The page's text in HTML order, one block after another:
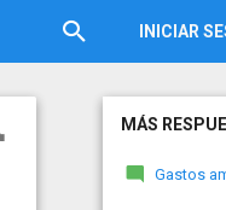
INICIAR
MÁS
Gastos